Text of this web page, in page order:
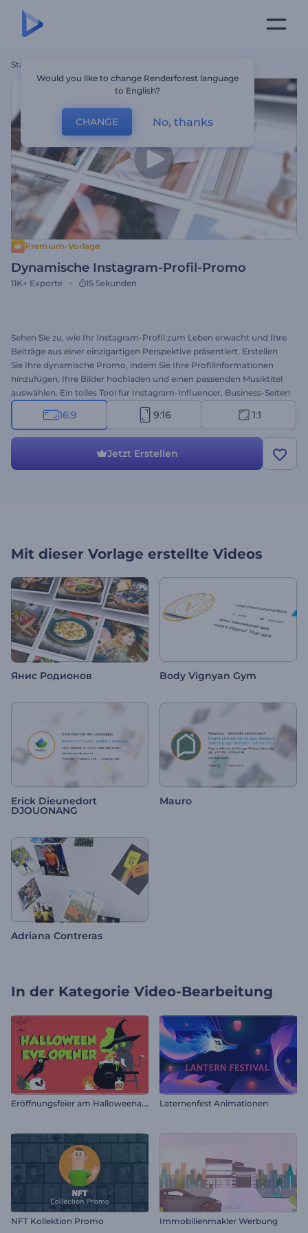
Startseite
Premium-Vorlage
Dynamische Instagram-Profil-Promo
11K+ Exporte 15 Sekunden
Sehen Sie zu, wie Ihr Instagram-Profil zum Leben erwacht und Ihre
Beiträge aus einer einzigartigen Perspektive präsentiert. Erstellen
Sie Ihre dynamische Promo, indem Sie Ihre Profilinformationen
hinzufügen, Ihre Bilder hochladen und einen passenden Musiktitel
auswählen. Ein tolles Tool für Instagram-Influencer, Business-Seiten
und vieles mehr. Holen Sie sich Ihre Promo noch heute!
16:9 9:16 1:1
Jetzt Erstellen
Mit dieser Vorlage erstellte Videos
Янис Родионов Body Vignyan Gym
Erick Dieunedort
DJOUONANG
Mauro
Adriana Contreras
In der Kategorie Video-Bearbeitung
E
röffnungsfeier am Halloweenabend Laternenfest Animationen
NFT Kollektion Promo Immobilienmakler Werbung
Would you like to change Renderforest language
to English?
CHANGE No, thanks